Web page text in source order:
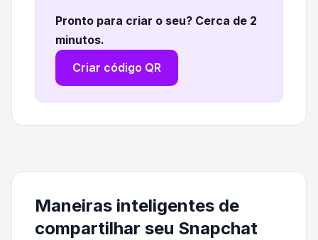
Pronto para criar o seu? Cerca de 2
minutos.
Criar código QR
Maneiras inteligentes de
compartilhar seu Snapchat